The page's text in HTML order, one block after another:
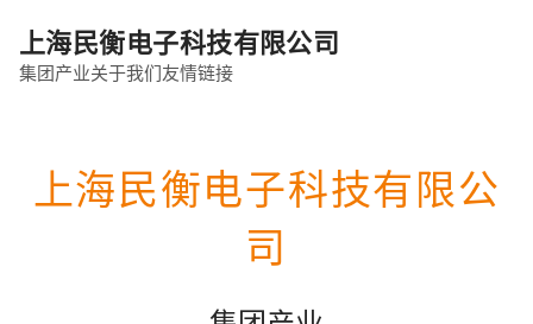
上海民衡电子科技有限公司
集团产业关于我们友情链接
上海民衡电子科技有限公
司